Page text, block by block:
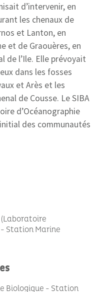
d’intervenir, en
les chenaux de
et Lanton, en
et de Graouères, en
de l’Ile. Elle prévoyait
dans les fosses
et Arès et les
de Cousse. Le SIBA
d’Océanographie
des communautés
(Laboratoire
Station Marine
Biologique - Station